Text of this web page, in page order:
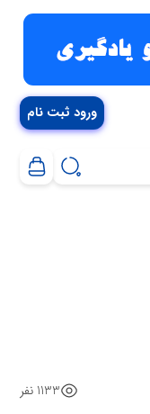
ورود ثبت نام
1133 نفر